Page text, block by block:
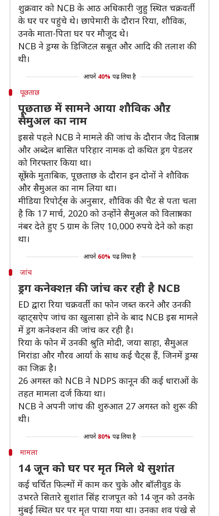
शुक्रवार को NCB के आठ अधिकारी जुहु स्थित चक्रवर्ती
के घर पर पहुंचे थे। छापेमारी के दौरान रिया, शौविक,
उनके माता-पिता घर पर मौजूद थे।
NCB ने ड्रग्स के डिजिटल सबूत और आदि की तलाश की
थी।
आपने 40% पढ़ लिया है
पूछताछ
पूछताछ में सामने आया शौविक औऱ
सैमुअल का नाम
इससे पहले NCB ने मामले की जांच के दौरान जैद विलात्रा
और अब्देल बासित परिहार नामक दो कथित ड्रग पेडलर
को गिरफ्तार किया था।
सूत्रों के मुताबिक, पूछताछ के दौरान इन दोनों ने शौविक
और सैमुअल का नाम लिया था।
मीडिया रिपोर्ट्स के अनुसार, शौविक की चैट से पता चला
है कि 17 मार्च, 2020 को उन्होंने सैमुअल को विलात्रा का
नंबर देते हुए 5 ग्राम के लिए 10,000 रुपये देने को कहा
था।
आपने 60% पढ़ लिया है
जांच
ड्रग कनेक्शऩ की जांच कर रही है NCB
ED द्वारा रिया चक्रवर्ती का फोन जब्त करने और उनकी
व्हाट्सऐप जांच का खुलासा होने के बाद NCB इस मामले
में ड्रग कनेक्शन की जांच कर रही है।
रिया के फोन में उनकी श्रुति मोदी, जया साहा, सैमुअल
मिरांडा और गौरव आर्या के साथ कई चैट्स हैं, जिनमें ड्रग्स
का जिक्र है।
26 अगस्त को NCB ने NDPS कानून की कई धाराओं के
तहत मामला दर्ज किया था।
NCB ने अपनी जांच की शुरुआत 27 अगस्त को शुरू की
थी।
आपने 80% पढ़ लिया है
मामला
14 जून को घर पर मृत मिले थे सुशांत
कई चर्चित फिल्मों में काम कर चुके और बॉलीवुड के
उभरते सितारे सुशांत सिंह राजपूत को 14 जून को उनके
मुंबई स्थित घर पर मृत पाया गया था। उनका शव पंखे से